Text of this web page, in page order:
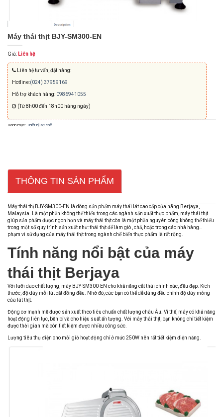
Máy thái thịt BJY-SM300-EN
Giá: Liên hệ
Liên hệ tư vấn, đặt hàng:
Hotline:(024) 37959169
Hỗ trợ khách hàng: 0986941055
(Từ 8h00 đến 18h00 hàng ngày)
Danh mục: Thiết bị sơ chế
THÔNG TIN SẢN PHẨM
Máy thái thị BJY-SM300-EN là dòng sản phẩm máy thái lát cao cấp của hãng Berjaya,
Malaysia. Là một phần không thể thiếu trong các ngành sản xuất thực phẩm, máy thái thịt
giúp sản phẩm được ngon hơn và máy thái thịt còn là một phần nguyên công không thể thiếu
trong một số quy trình sản xuất như: thái thịt để làm giò , chả, hoặc trong các nhà hàng…
phạm vi sử dụng của máy thái thịt trong ngành chế biến thực phẩm là rất rộng.
Tính năng nổi bật của máy
thái thịt Berjaya
Với lưỡi dao chất lượng, máy BJY-SM300-EN cho khả năng cắt thái chính xác, đều đẹp. Kích
thước, độ dày mỗi lát cắt đồng đều. Nhờ đó, các bạn có thể dễ dàng đều chỉnh độ dày mỏng
của lát thịt.
Động cơ mạnh mẽ được sản xuất theo tiêu chuẩn chất lượng châu Âu. Vì thế, máy có khả năng
hoạt động liên tục, bền bỉ và cho hiệu suất ấn tượng. Với máy thái thịt, bạn không chỉ tiết kiệm
được thời gian mà còn tiết kiệm được nhiều công sức.
Lượng tiêu thụ điện cho mỗi giờ hoạt động chỉ ở mức 250W nên rất tiết kiệm điện năng.